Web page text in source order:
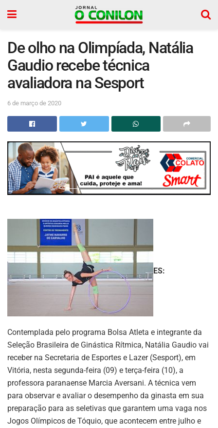
De olho na Olimpíada, Natália
Gaudio recebe técnica
avaliadora na Sesport
6 de março de 2020
ES:
Contemplada pelo programa Bolsa Atleta e integrante da
Seleção Brasileira de Ginástica Rítmica, Natália Gaudio vai
receber na Secretaria de Esportes e Lazer (Sesport), em
Vitória, nesta segunda-feira (09) e terça-feira (10), a
professora paranaense Marcia Aversani. A técnica vem
para observar e avaliar o desempenho da ginasta em sua
preparação para as seletivas que garantem uma vaga nos
Jogos Olímpicos de Tóquio, que acontecem entre julho e